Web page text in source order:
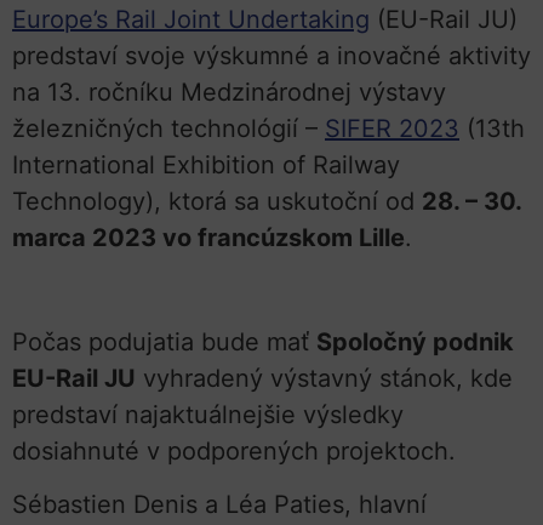
Europe’s Rail Joint Undertaking (EU-Rail JU)
predstaví svoje výskumné a inovačné aktivity
na 13. ročníku Medzinárodnej výstavy
železničných technológií – SIFER 2023 (13th
International Exhibition of Railway
Technology), ktorá sa uskutoční od 28. – 30.
marca 2023 vo francúzskom Lille.
Počas podujatia bude mať Spoločný podnik
EU-Rail JU vyhradený výstavný stánok, kde
predstaví najaktuálnejšie výsledky
dosiahnuté v podporených projektoch.
Sébastien Denis a Léa Paties, hlavní